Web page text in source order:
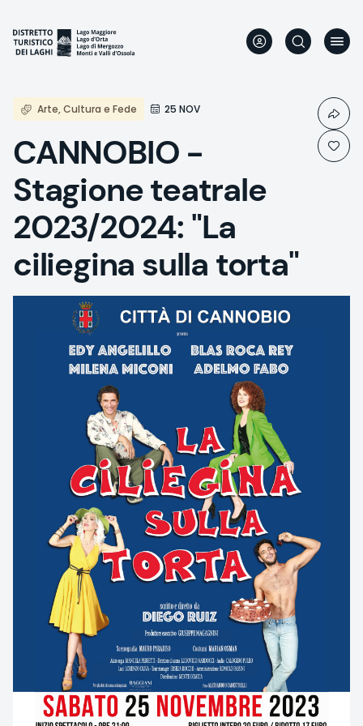
Inhalt
Arte, Cultura e Fede 25 NOV
CANNOBIO -
Stagione teatrale
2023/2024: "La
ciliegina sulla torta"